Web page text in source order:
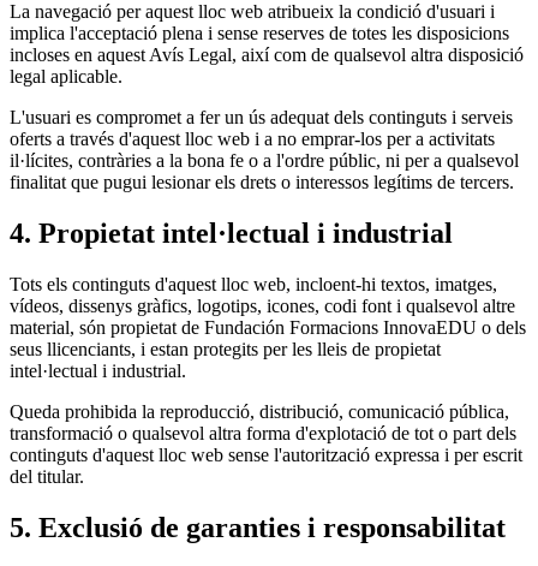
La navegació per aquest lloc web atribueix la condició d'usuari i
implica l'acceptació plena i sense reserves de totes les disposicions
incloses en aquest Avís Legal, així com de qualsevol altra disposició
legal aplicable.
L'usuari es compromet a fer un ús adequat dels continguts i serveis
oferts a través d'aquest lloc web i a no emprar-los per a activitats
il·lícites, contràries a la bona fe o a l'ordre públic, ni per a qualsevol
finalitat que pugui lesionar els drets o interessos legítims de tercers.
4. Propietat intel·lectual i industrial
Tots els continguts d'aquest lloc web, incloent-hi textos, imatges,
vídeos, dissenys gràfics, logotips, icones, codi font i qualsevol altre
material, són propietat de Fundación Formacions InnovaEDU o dels
seus llicenciants, i estan protegits per les lleis de propietat
intel·lectual i industrial.
Queda prohibida la reproducció, distribució, comunicació pública,
transformació o qualsevol altra forma d'explotació de tot o part dels
continguts d'aquest lloc web sense l'autorització expressa i per escrit
del titular.
5. Exclusió de garanties i responsabilitat